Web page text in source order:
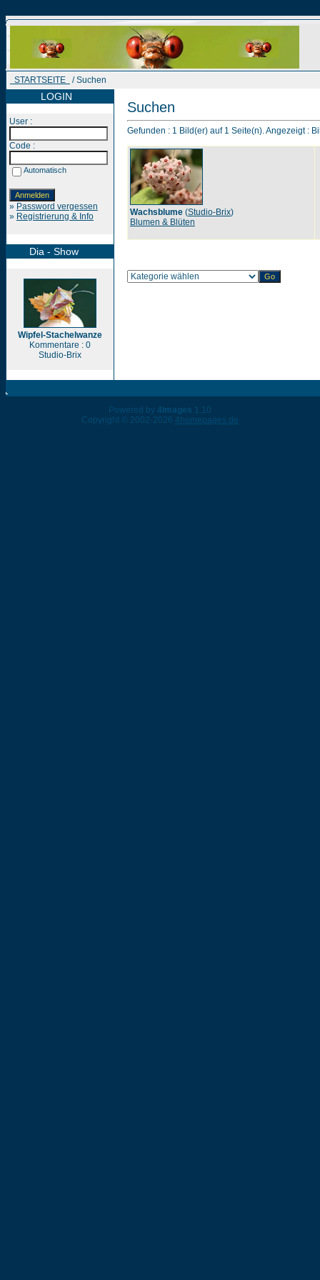
STARTSEITE / Suchen
LOGIN
User :
Code :
Automatisch
» Password vergessen
» Registrierung & Info
Dia - Show
Wipfel-Stachelwanze
Kommentare : 0
Studio-Brix
Suchen
Gefunden : 1 Bild(er) auf 1 Seite(n). Angezeigt :
Wachsblume (Studio-Brix)
Blumen & Blüten
Powered by 4images 1.10
Copyright © 2002-2026 4homepages.de